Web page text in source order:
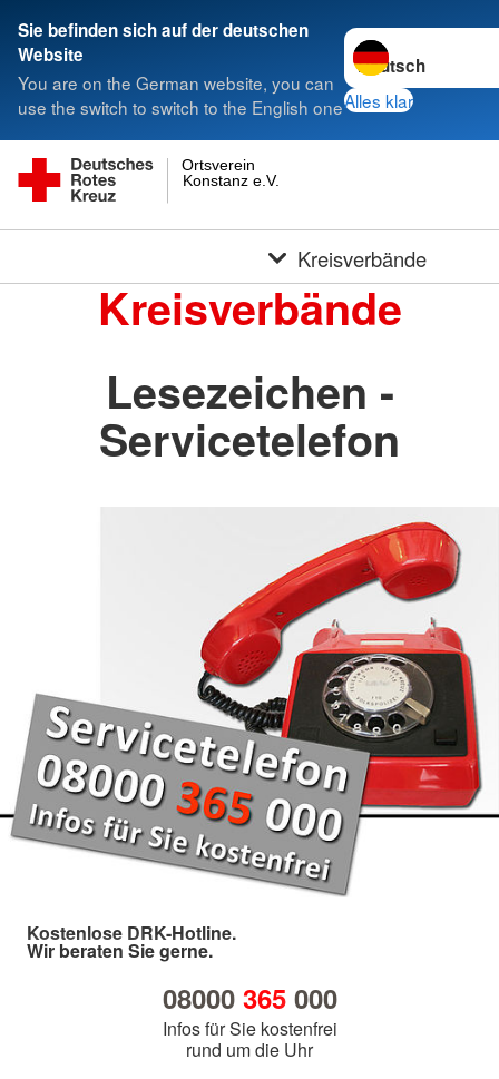
Sie befinden sich auf der deutschen
Website
You are on the German website, you can
use the switch to switch to the English one
Sprache wechseln
Alles klar
Konstanz e.V.
Ortsverein
Kreisverbände
Kreisverbände
Lesezeichen -
Servicetelefon
Kostenlose DRK-Hotline.
Wir beraten Sie gerne.
08000 365000
Infos für Sie kostenfrei
rund um die Uhr